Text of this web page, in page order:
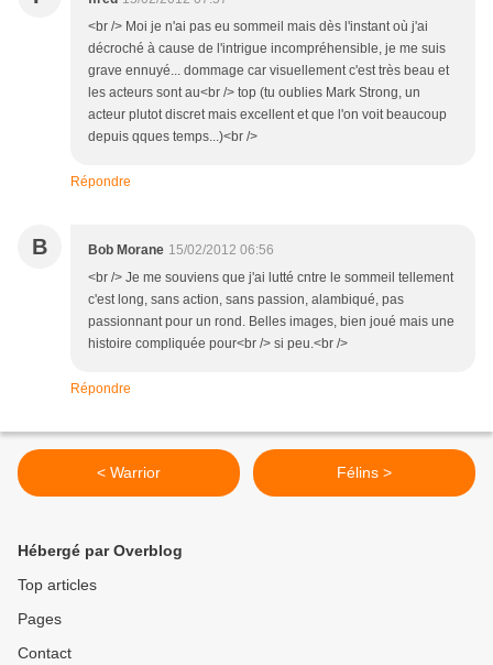
<br /> Moi je n'ai pas eu sommeil mais dès l'instant où j'ai
décroché à cause de l'intrigue incompréhensible, je me suis
grave ennuyé... dommage car visuellement c'est très beau et
les acteurs sont au<br /> top (tu oublies Mark Strong, un
acteur plutot discret mais excellent et que l'on voit beaucoup
depuis qques temps...)<br />
Répondre
B Bob Morane 15/02/2012 06:56
<br /> Je me souviens que j'ai lutté cntre le sommeil tellement
c'est long, sans action, sans passion, alambiqué, pas
passionnant pour un rond. Belles images, bien joué mais une
histoire compliquée pour<br /> si peu.<br />
Répondre
< Warrior Félins >
Hébergé par Overblog
Top articles
Pages
Contact